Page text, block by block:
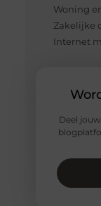
Woning
Zakelijke
Internet
Deel